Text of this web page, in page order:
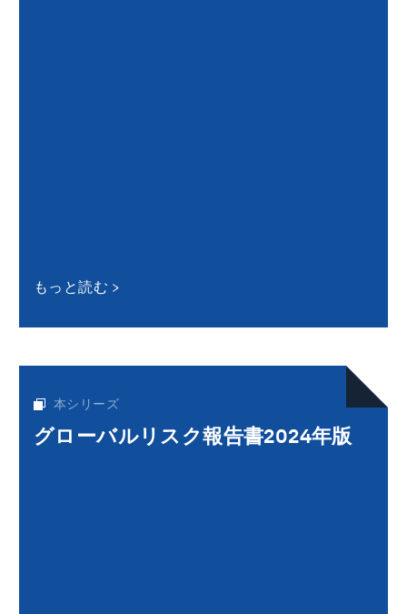
もっと読む
本シリーズ
グローバルリスク報告書2024年版